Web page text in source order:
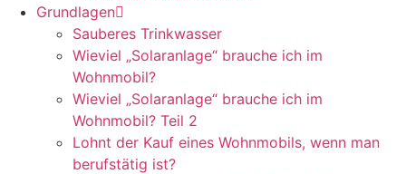
Grundlagen
Sauberes Trinkwasser
Wieviel „Solaranlage“ brauche ich im
Wohnmobil?
Wieviel „Solaranlage“ brauche ich im
Wohnmobil? Teil 2
Lohnt der Kauf eines Wohnmobils, wenn man
berufstätig ist?